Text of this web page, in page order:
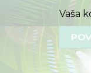
Vaša